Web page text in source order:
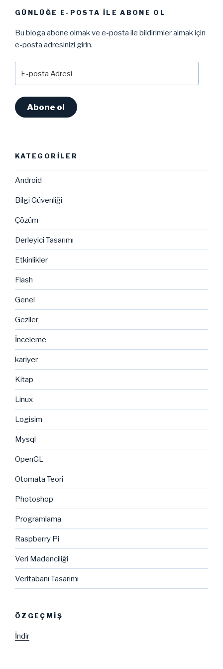
GÜNLÜĞE E-POSTA ILE ABONE OL
Bu bloga abone olmak ve e-posta ile bildirimler almak için
e-posta adresinizi girin.
posta
Abone ol
KATEGORILER
Android
Bilgi Güvenliği
Çözüm
Derleyici Tasarımı
Etkinlikler
Flash
Genel
Geziler
İnceleme
kariyer
Kitap
Linux
Logisim
Mysql
OpenGL
Otomata Teori
Photoshop
Programlama
Raspberry Pi
Veri Madenciliği
Veritabanı Tasarımı
ÖZGEÇMIŞ
İndir